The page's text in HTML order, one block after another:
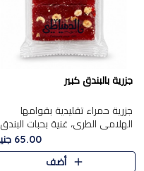
جزرية بالبندق كبير
جزرية حمراء تقليدية بقوامها
الهلامي الطري، غنية بحبات البندق
الفاخرة التي تضيف قرمشة راقية
إلى قوامها الناعم، لتقدم مزيجًا
متوازنًا من النكه..
65.00 جنيه
أضف